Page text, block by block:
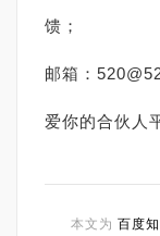
馈；
邮箱：
爱你的合伙人
本文为 百度